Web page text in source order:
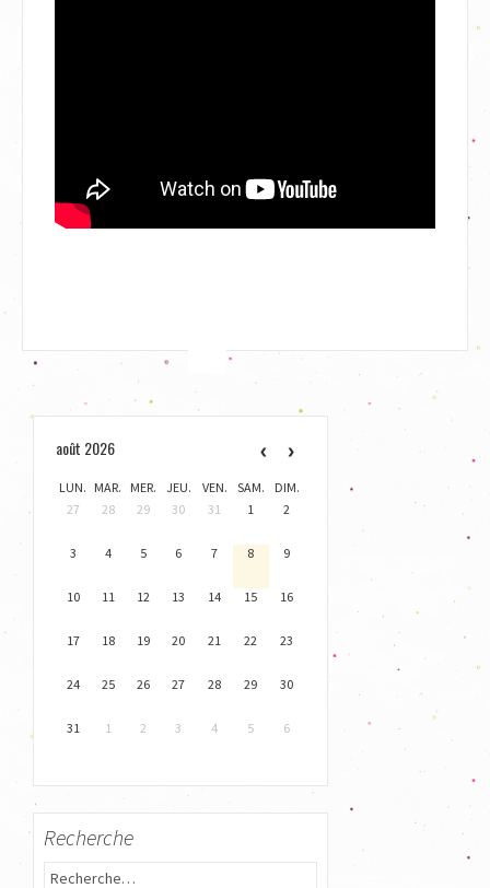
août 2026
LUN. MAR. MER. JEU. VEN. SAM.
DIM.
27
28 29 30 31 1 2
3 4 5 6 7 8 9
10 11 12 13 14 15 16
17 18 19 20 21 22 23
24 25 26 27 28 29 30
31 1 2 3 4 5 6
Recherche
R